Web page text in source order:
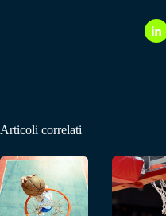
Articoli correlati